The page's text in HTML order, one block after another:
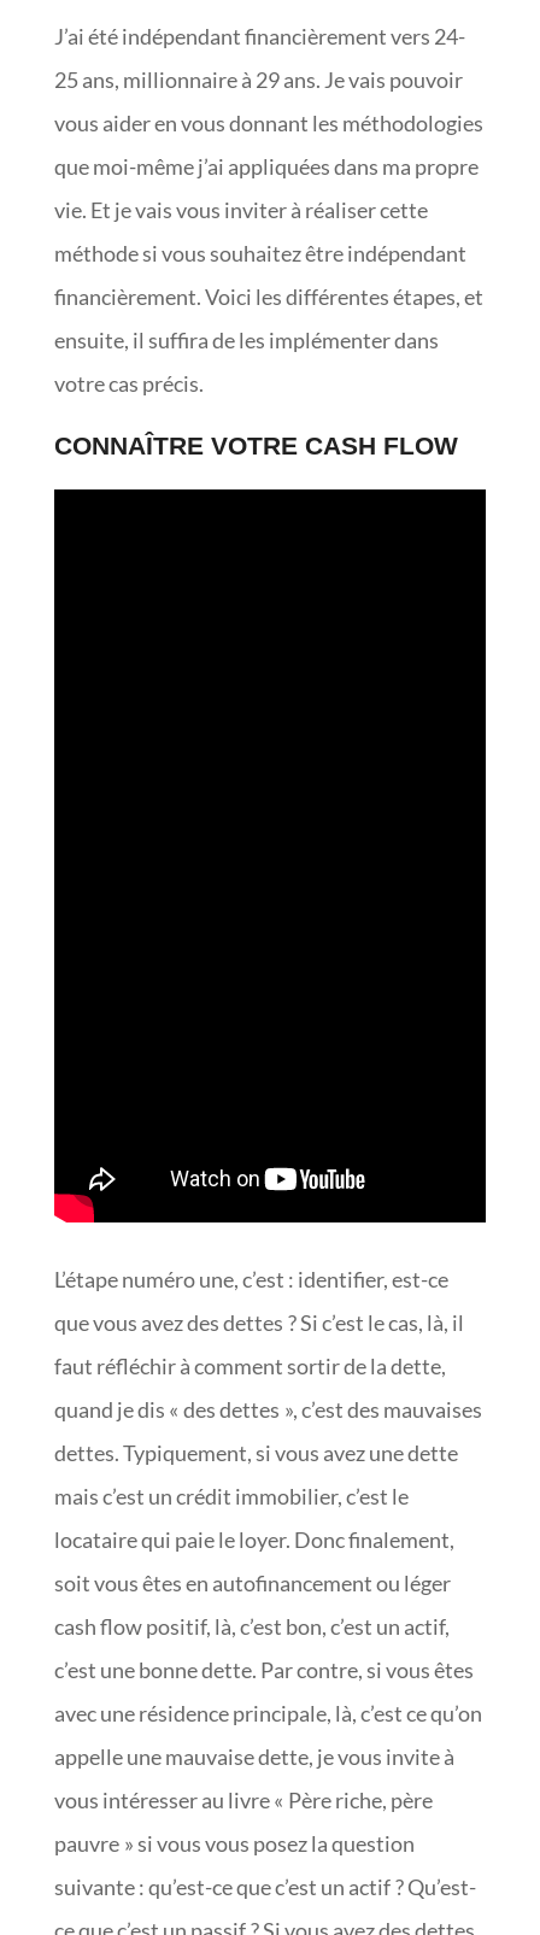
J’ai été indépendant financièrement vers 24-
25 ans, millionnaire à 29 ans. Je vais pouvoir
vous aider en vous donnant les méthodologies
que moi-même j’ai appliquées dans ma propre
vie. Et je vais vous inviter à réaliser cette
méthode si vous souhaitez être indépendant
financièrement. Voici les différentes étapes, et
ensuite, il suffira de les implémenter dans
votre cas précis.
CONNAÎTRE VOTRE CASH FLOW
L’étape numéro une, c’est : identifier, est-ce
que vous avez des dettes ? Si c’est le cas, là, il
faut réfléchir à comment sortir de la dette,
quand je dis « des dettes », c’est des mauvaises
dettes. Typiquement, si vous avez une dette
mais c’est un crédit immobilier, c’est le
locataire qui paie le loyer. Donc finalement,
soit vous êtes en autofinancement ou léger
cash flow positif, là, c’est bon, c’est un actif,
c’est une bonne dette. Par contre, si vous êtes
avec une résidence principale, là, c’est ce qu’on
appelle une mauvaise dette, je vous invite à
vous intéresser au livre « Père riche, père
pauvre » si vous vous posez la question
suivante : qu’est-ce que c’est un actif ? Qu’est-